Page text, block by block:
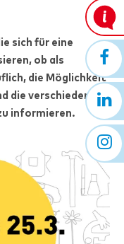
sich für eine
ob als
die Möglichkeit
die verschiedenen
informieren.